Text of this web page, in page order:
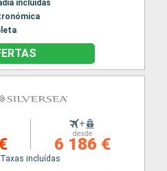
incluídas
+
desde
6 186 €
Taxas incluídas